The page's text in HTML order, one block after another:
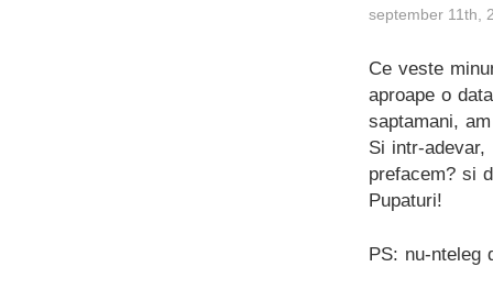
september 11th,
Ce veste
aproape o
saptamani,
Si intr-
prefacem? si
Pupaturi!
PS: nu-nteleg